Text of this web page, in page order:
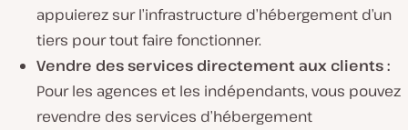
appuierez sur l’infrastructure d’hébergement d’un
tiers pour tout faire fonctionner.
Vendre des services directement aux clients :
Pour les agences et les indépendants, vous pouvez
revendre des services d’hébergement